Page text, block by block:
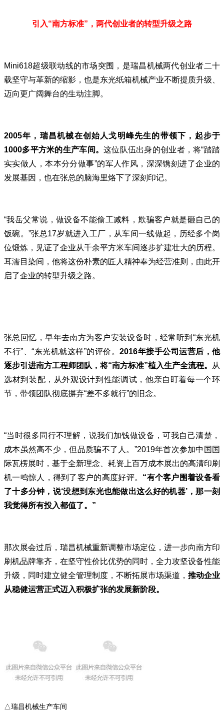
引入“南方标准”，两代创业者的转型升级之路
Mini618超级联动线的市场突围，是瑞昌机械两代创业者二十
载坚守与革新的缩影，也是东光纸箱机械产业不断提质升级、
迈向更广阔舞台的生动注脚。
2005年，瑞昌机械在创始人戈明峰先生的带领下，起步于
1000多平方米的生产车间。这位队伍出身的创业者，将“踏踏
实实做人，本本分分做事”的军人作风，深深镌刻进了企业的
发展基因，也在张总的脑海里烙下了深刻印记。
“我岳父常说，做设备不能偷工减料，欺骗客户就是砸自己的
饭碗。”张总17岁就进入工厂，从车间一线做起，历经多个岗
位锻炼，见证了企业从千余平方米车间逐步扩建壮大的历程。
耳濡目染间，他将这份朴素的匠人精神奉为经营准则，由此开
启了企业的转型升级之路。
张总回忆，早年去南方为客户安装设备时，经常听到“东光机
不行”、“东光机就这样”的评价。 2016年接手公司运营后，他
逐步引进南方工程师团队，将“南方标准”植入生产全流程。
从
选材到装配，从外观设计到性能调试，他亲自盯着每一个环
节，带领团队彻底摒弃“差不多就行”的旧念。
“当时很多同行不理解，说我们加钱做设备，可我自己清楚，
成本虽然高不少，但品质骗不了人。”2019年首次参加中国国
际瓦楞展时，基于全新理念、耗资上百万成本展出的高清印刷
机一鸣惊人，得到了客户的高度好评。 “有个客户围着设备看
了十多分钟，说‘没想到东光也能做出这么好的机器’，那一刻
我觉得所有投入都值了。”
那次展会过后，瑞昌机械重新调整市场定位，进一步向南方印
刷机品牌靠齐，在坚守性价比优势的同时，全力攻坚设备性能
升级，同时建立健全管理制度，不断拓展市场渠道， 推动企业
从稳健运营正式迈入积极扩张的发展新阶段。
△瑞昌机械生产车间